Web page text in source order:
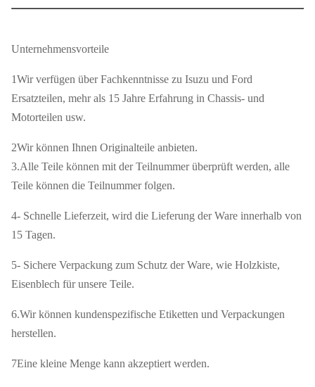
Einbau von
Fahrzeugen
Teilnummer
9L8A 6G004 BC/9L8A-6G004-
Größe Standards
Neutral/auf Kundenbedarf
Versand
Lieferdatum
10-15 Tage nach Erhalt der
Preis Verhandelbar
Unternehmensvorteile
1Wir verfügen über Fachkenntnisse zu Isuzu und Ford
Ersatzteilen, mehr als 15 Jahre Erfahrung in Chassis- und
Motorteilen usw.
2Wir können Ihnen Originalteile anbieten.
3.Alle Teile können mit der Teilnummer überprüft werden, alle
Teile können die Teilnummer folgen.
4- Schnelle Lieferzeit, wird die Lieferung der Ware innerhalb von
15 Tagen.
5- Sichere Verpackung zum Schutz der Ware, wie Holzkiste,
Eisenblech für unsere Teile.
6.Wir können kundenspezifische Etiketten und Verpackungen
herstellen.
7Eine kleine Menge kann akzeptiert werden.